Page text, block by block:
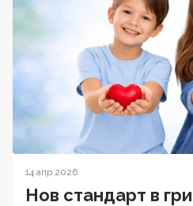
14 апр 2026
Нов стандарт в